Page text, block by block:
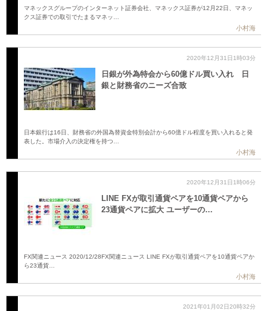
マネックスグループのインターネット証券会社、マネックス証券が12月22日、マネッ
クス証券での取引でたまるマネッ…
小村海
2020年12月31日1時03分
日銀が外為特会から60億ドル買い入れ 日
銀と財務省のニーズ合致
日本銀行は16日、財務省の外国為替資金特別会計から60億ドル程度を買い入れると発
表した。市場介入の決定権を持つ…
小村海
2020年12月31日1時06分
LINE FXが取引通貨ペアを10通貨ペアから
23通貨ペアに拡大 ユーザーの…
FX関連ニュース 2020/12/28FX関連ニュース LINE FXが取引通貨ペアを10通貨ペアか
ら23通貨…
小村海
2021年01月02日20時32分